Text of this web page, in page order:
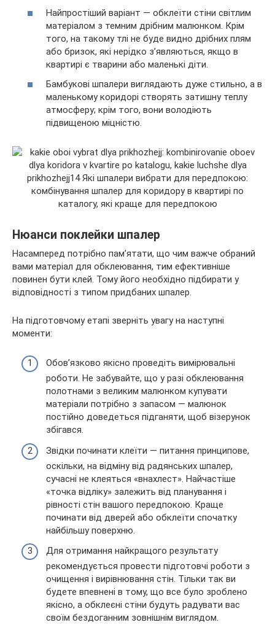
Найпростіший варіант — обклеїти стіни світлим
матеріалом з темним дрібним малюнком. Крім
того, на такому тлі не буде видно дрібних плям
або бризок, які нерідко з’являються, якщо в
квартирі є тварини або маленькі діти.
Бамбукові шпалери виглядають дуже стильно, а в
маленькому коридорі створять затишну теплу
атмосферу; крім того, вони володіють
підвищеною міцністю.
Нюанси поклейки шпалер
Насамперед потрібно пам’ятати, що чим важче обраний
вами матеріал для обклеювання, тим ефективніше
повинен бути клей. Тому його необхідно підбирати у
відповідності з типом придбаних шпалер.
На підготовчому етапі зверніть увагу на наступні
моменти:
Обов’язково якісно проведіть вимірювальні
роботи. Не забувайте, що у разі обклеювання
полотнами з великим малюнком купувати
матеріали потрібно з запасом — малюнок
постійно доведеться підганяти, щоб візерунок
збігався.
Звідки починати клеїти — питання принципове,
оскільки, на відміну від радянських шпалер,
сучасні не клеяться «внахлест». Найчастіше
«точка відліку» залежить від планування і
рівності стін вашого передпокою. Краще
починати від дверей або обклеїти спочатку
найбільшу поверхню.
Для отримання найкращого результату
рекомендується провести підготовчі роботи з
очищення і вирівнювання стін. Тільки так ви
будете впевнені в тому, що все було зроблено
якісно, а обклеєні стіни будуть радувати вас
своїм бездоганним зовнішнім виглядом.